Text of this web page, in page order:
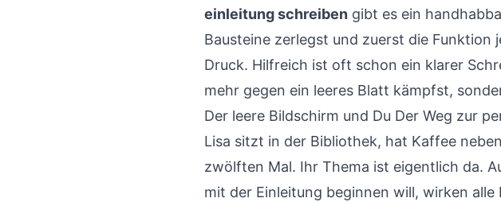
einleitung schreiben gibt es ein
Bausteine zerlegst und zuerst die
Druck. Hilfreich ist oft schon ein klarer
mehr gegen ein leeres Blatt kämpfst,
Der leere Bildschirm und Du Der Weg zur
Lisa sitzt in der Bibliothek, hat Kaffee
zwölften Mal. Ihr Thema ist eigentlich da.
mit der Einleitung beginnen will, wirken